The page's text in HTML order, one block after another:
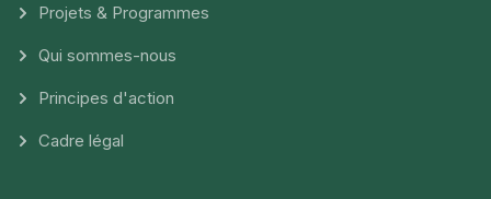
Projets & Programmes
Qui sommes-nous
Principes d'action
Cadre légal